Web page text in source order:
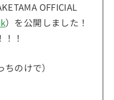
OFFICIAL
）を公開しました！
！
のけで）